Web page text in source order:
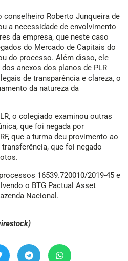
conselheiro Roberto Junqueira de
a necessidade de envolvimento
da empresa, que neste caso
do Mercado de Capitais do
do processo. Além disso, ele
anexos dos planos de PLR
de transparência e clareza, o
da natureza da
o colegiado examinou outras
que foi negada por
que a turma deu provimento ao
que foi negado
16539.720010/2019-45 e
o BTG Pactual Asset
Nacional.